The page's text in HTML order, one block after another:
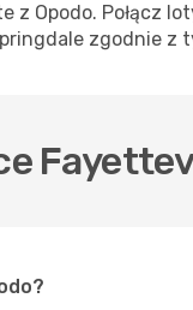
Opodo. Połącz
zgodnie z